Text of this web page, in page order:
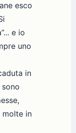
esco
e io
uno
in
molte in